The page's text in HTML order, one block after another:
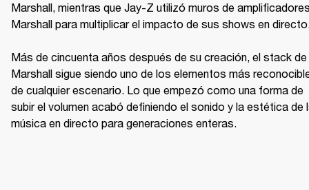
Marshall, mientras que Jay-Z utilizó muros de
Marshall para multiplicar el impacto de sus shows en
Más de cincuenta años después de su creación, el stack de
Marshall sigue siendo uno de los elementos más
de cualquier escenario. Lo que empezó como una forma de
subir el volumen acabó definiendo el sonido y la estética de
música en directo para generaciones enteras.